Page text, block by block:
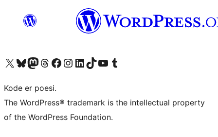
Besøk vår konto på X Visit our Bluesky account
Besøk vår Mastodon-konto
Visit our Threads account
Besøk vår Facebook-sideBesøk vår Instagram-konto
Besøk vår LinkedIn-konto
Visit our TikTok account
Visit our YouTube channel
Visit our Tumblr account
Kode er poesi.
The WordPress® trademark is the intellectual property
of the WordPress Foundation.